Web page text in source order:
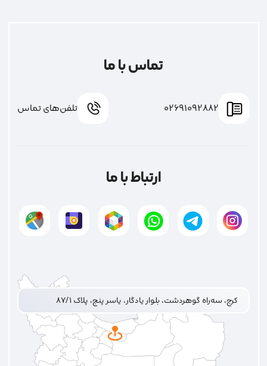
تماس با ما
02691092882 تلفن‌های تماس
ارتباط با ما
کرج، سه‌راه گوهردشت، بلوار یادگار، یاسر پنج، پلاک ۸۷/۱